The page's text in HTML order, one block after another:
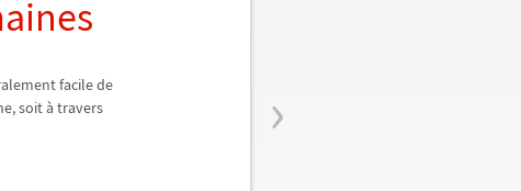
›
facile de
soità travers